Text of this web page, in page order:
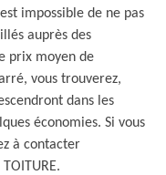
impossible de ne pas
auprès des
prix moyen de
vous trouverez,
dans les
économies. Si vous
à contacter